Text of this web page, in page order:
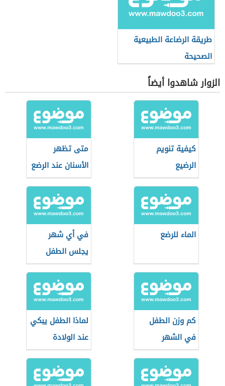
طريقة الرضاعة الطبيعية
الصحيحة
الزوار شاهدوا أيضاً
كيفية تنويم
الرضيع
متى تظهر
الأسنان عند الرضع
الماء للرضع
في أي شهر
يجلس الطفل
كم وزن الطفل
في الشهر
السادس
لماذا الطفل يبكي
عند الولادة